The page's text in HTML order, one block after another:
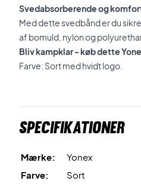
Svedabsorberende og
Med dette svedbånd er du
af bomuld, nylon og
Bliv kampklar - køb dette
Farve: Sort med hvidt logo.
Specifikationer
Mærke:
Yonex
Farve:
Sort